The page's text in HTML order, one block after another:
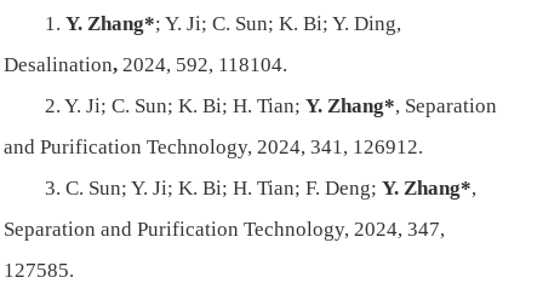
1.Y. Zhang*; Y. Ji; C. Sun; K. Bi; Y. Ding,
Desalination, 2024, 592, 118104.
2. Y. Ji; C. Sun; K. Bi; H. Tian;Y. Zhang*, Separation
and Purification Technology, 2024, 341, 126912.
3. C. Sun; Y. Ji; K. Bi; H. Tian; F. Deng;Y. Zhang*,
Separation and Purification Technology, 2024, 347,
127585.